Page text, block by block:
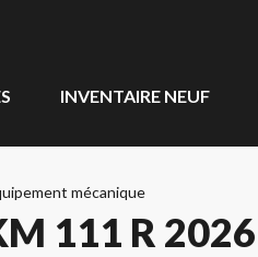
INVENTAIRE NEUF
mécanique
111 R 2026